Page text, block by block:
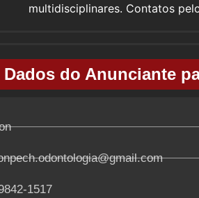
multidisciplinares. Contatos
Dados do Anunciante
1517